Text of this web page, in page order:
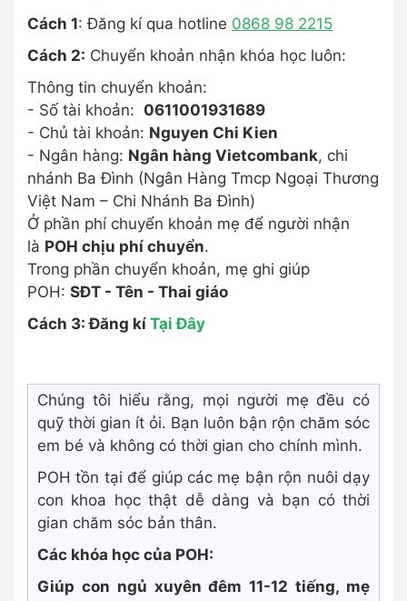
Cách 1: Đăng kí qua hotline 0868 98 2215
Cách 2: Chuyển khoản nhận khóa học luôn:
Thông tin chuyển khoản:
- Số tài khoản: 0611001931689
- Chủ tài khoản: Nguyen Chi Kien
- Ngân hàng: Ngân hàng Vietcombank, chi
nhánh Ba Đình (Ngân Hàng Tmcp Ngoại Thương
Việt Nam – Chi Nhánh Ba Đình)
Ở phần phí chuyển khoản mẹ để người nhận
là POH chịu phí chuyển.
Trong phần chuyển khoản, mẹ ghi giúp
POH: SĐT - Tên - Thai giáo
Cách 3: Đăng kí Tại Đây
Chúng tôi hiểu rằng, mọi người mẹ đều có
quỹ thời gian ít ỏi. Bạn luôn bận rộn chăm sóc
em bé và không có thời gian cho chính mình.
POH tồn tại để giúp các mẹ bận rộn nuôi dạy
con khoa học thật dễ dàng và bạn có thời
gian chăm sóc bản thân.
Các khóa học của POH:
Giúp con ngủ xuyên đêm 11-12 tiếng, mẹ